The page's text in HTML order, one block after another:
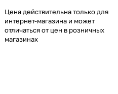
Цена действительна только для
интернет-магазина и может
отличаться от цен в розничных
магазинах